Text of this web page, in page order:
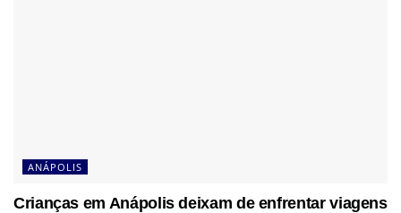
ANÁPOLIS
Crianças em Anápolis deixam de enfrentar viagens